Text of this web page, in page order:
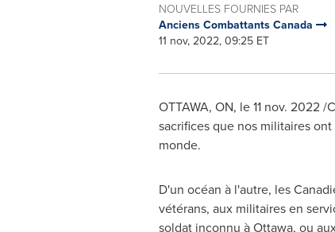
NOUVELLES FOURNIES PAR
Anciens Combattants Canada
11 nov, 2022, 09:25 ET
OTTAWA, ON, le11 nov. 2022/
sacrifices que nos militaires
monde.
D'un océan à l'autre, les
vétérans, aux militaires en
soldat inconnu àOttawa, ou